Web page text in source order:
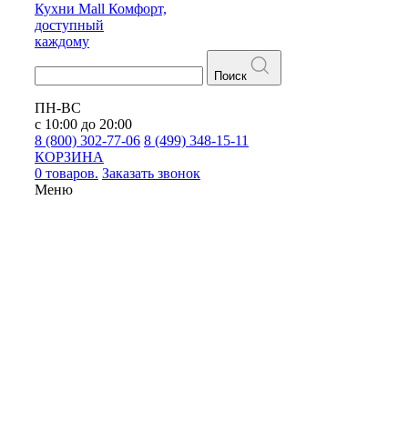
Кухни Mall Комфорт,
доступный
каждому
Поиск
ПН-ВС
с 10:00 до 20:00
8 (800) 302-77-06 8 (499) 348-15-11
КОРЗИНА
0 товаров. Заказать звонок
Меню